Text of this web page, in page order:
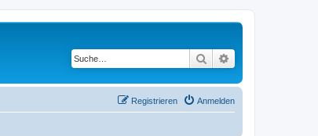
Suche
Anmelden
Registrieren